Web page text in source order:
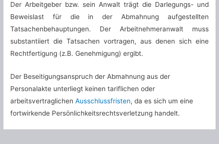
Der Arbeitgeber bzw. sein Anwalt trägt die Darlegungs- und
Beweislast für die in der Abmahnung aufgestellten
Tatsachenbehauptungen. Der Arbeitnehmeranwalt muss
substantiiert die Tatsachen vortragen, aus denen sich eine
Rechtfertigung (z.B. Genehmigung) ergibt.
Der Beseitigungsanspruch der Abmahnung aus der
Personalakte unterliegt keinen tariflichen oder
arbeitsvertraglichenAusschlussfristen, da es sich um eine
fortwirkende Persönlichkeitsrechtsverletzung handelt.